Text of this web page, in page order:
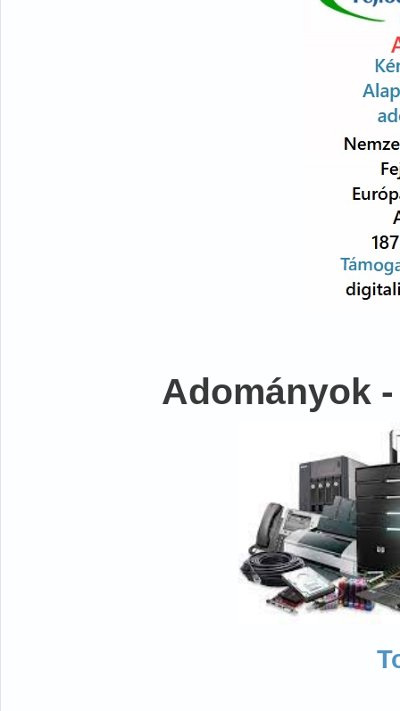
Adományok